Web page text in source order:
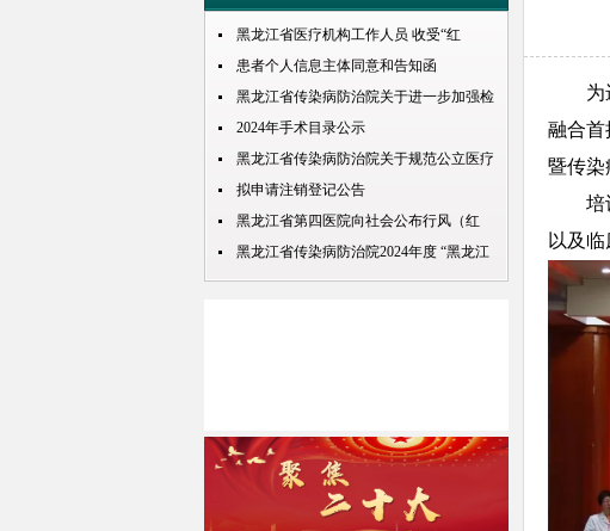
黑龙江省医疗机构工作人员 收受“红
包”处理规定
患者个人信息主体同意和告知函
黑龙江省传染病防治院关于进一步加强检
查检验结果互认项目的公示
2024年手术目录公示
黑龙江省传染病防治院关于规范公立医疗
机构预交金管理工作实施情况的通知
拟申请注销登记公告
黑龙江省第四医院向社会公布行风（红
包） 问题投诉举报电话
黑龙江省传染病防治院2024年度 “黑龙江
人才周”公开招聘 拟录取人员名单公示
为进
融合首
暨传染
培
以及